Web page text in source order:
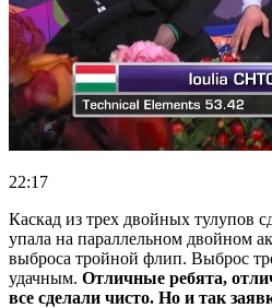
22:17
Каскад из трех двойных тулупов
упала на параллельном двойном
выброса тройной флип. Выброс
удачным. Отличные ребята,
все сделали чисто. Но и так